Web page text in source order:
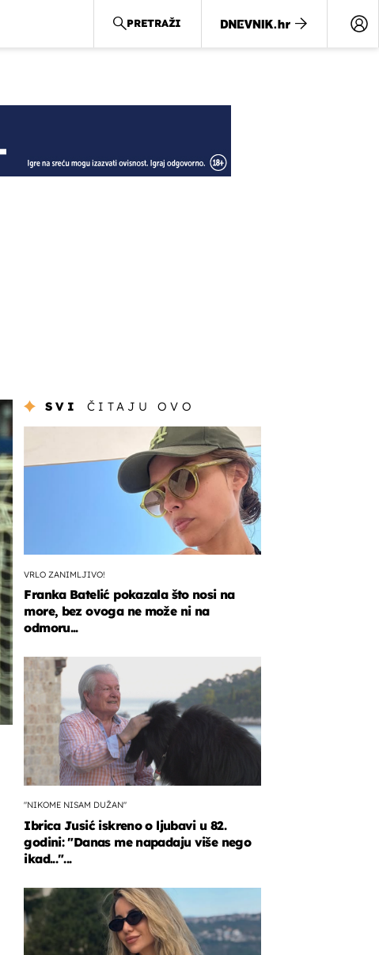
PRETRAŽI
SVI ČITAJU OVO
VRLO ZANIMLJIVO!
Franka Batelić pokazala što nosi na
more, bez ovoga ne može ni na
odmoru...
"NIKOME NISAM DUŽAN"
Ibrica Jusić iskreno o ljubavi u 82.
godini: "Danas me napadaju više nego
ikad..."...